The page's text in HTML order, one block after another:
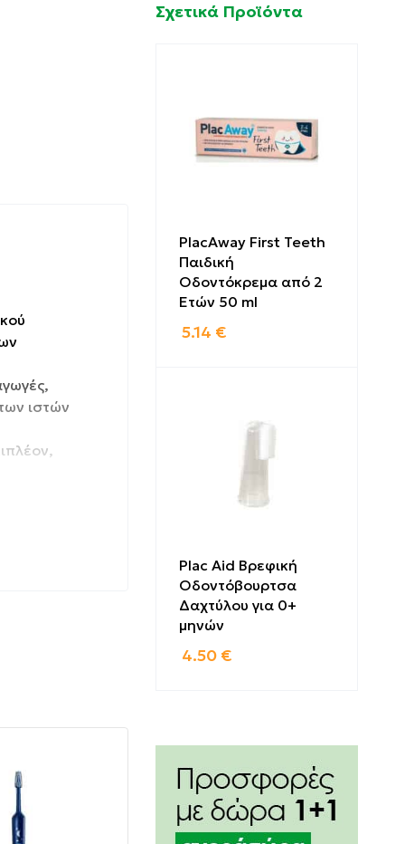
ιστών
δράσει
Σχετικά Προϊόντα
PlacAway First Teeth
Παιδική
Οδοντόκρεμα από 2
Ετών 50 ml
5.14 €
Plac Aid Βρεφική
Οδοντόβουρτσα
Δαχτύλου για 0+
μηνών
4.50 €